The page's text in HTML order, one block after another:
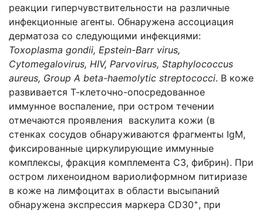
реакции гиперчувствительности на различные
инфекционные агенты. Обнаружена ассоциация
дерматоза со следующими инфекциями:
Toxoplasma gondii, Epstein-Barr virus,
Cytomegalovirus, HIV, Parvovirus, Staphylococcus
aureus, Group A beta-haemolytic streptococci. В коже
развивается Т-клеточно-опосредованное
иммунное воспаление, при остром течении
отмечаются проявления васкулита кожи (в
стенках сосудов обнаруживаются фрагменты IgM,
фиксированные циркулирующие иммунные
комплексы, фракция комплемента C3, фибрин). При
остром лихеноидном вариолиформном питириазе
в коже на лимфоцитах в области высыпаний
обнаружена экспрессия маркера CD30+, при